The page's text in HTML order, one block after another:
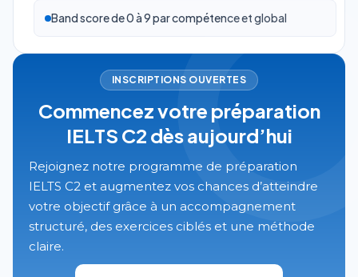
Band score de 0 à 9 par compétence et global
INSCRIPTIONS OUVERTES
Commencez votre préparation
IELTS C2 dès aujourd’hui
Rejoignez notre programme de préparation
IELTS C2 et augmentez vos chances d’atteindre
votre objectif grâce à un accompagnement
structuré, des exercices ciblés et une méthode
claire.